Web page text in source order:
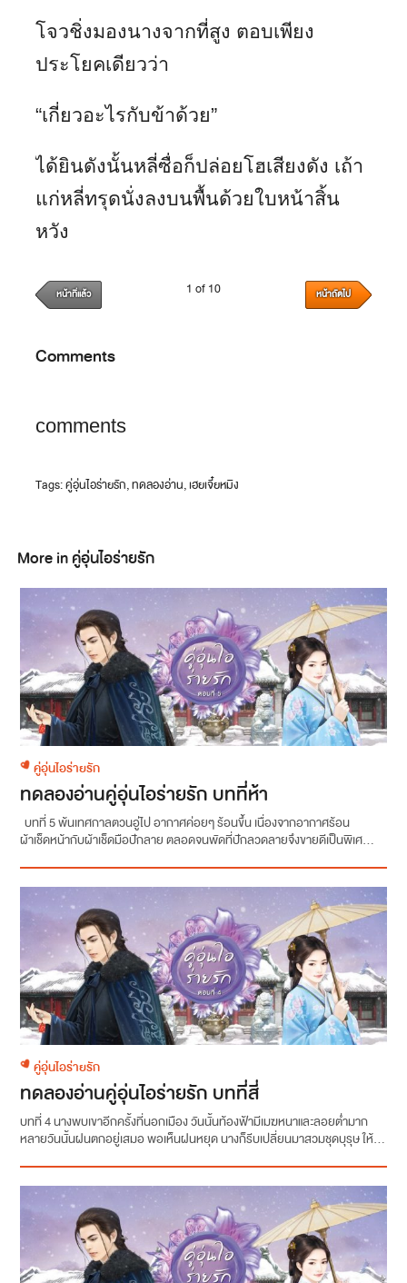
โจวชิ่งมองนางจากที่สูง ตอบเพียง
ประโยคเดียวว่า
“เกี่ยวอะไรกับข้าด้วย”
ได้ยินดังนั้นหลี่ซื่อก็ปล่อยโฮเสียงดัง เถ้า
แก่หลี่ทรุดนั่งลงบนพื้นด้วยใบหน้าสิ้น
หวัง
หน้าที่แล้ว 1 of 10 หน้าถัดไป
Comments
comments
Tags:คู่อุ่นไอร่ายรัก,ทดลองอ่าน,เฮยเจี๋ยหมิง
More in คู่อุ่นไอร่ายรัก
คู่อุ่นไอร่ายรัก
ทดลองอ่านคู่อุ่นไอร่ายรัก บทที่ห้า
บทที่ 5 พ้นเทศกาลตวนอู่ไป อากาศค่อยๆ ร้อนขึ้น เนื่องจากอากาศร้อน
ผ้าเช็ดหน้ากับผ้าเช็ดมือปักลาย ตลอดจนพัดที่ปักลวดลายจึงขายดีเป็นพิเศ...
คู่อุ่นไอร่ายรัก
ทดลองอ่านคู่อุ่นไอร่ายรัก บทที่สี่
บทที่ 4 นางพบเขาอีกครั้งที่นอกเมือง วันนั้นท้องฟ้ามีเมฆหนาและลอยต่ำมาก
หลายวันนั้นฝนตกอยู่เสมอ พอเห็นฝนหยุด นางก็รีบเปลี่ยนมาสวมชุดบุรุษ ให้...